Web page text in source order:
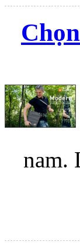
nam.